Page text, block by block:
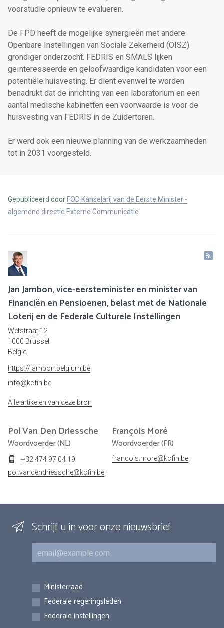
voorstudie opnieuw te evalueren.
De FPD heeft de mogelijke synergieën met andere
Openbare Instellingen van Sociale Zekerheid (OISZ)
grondiger onderzocht. FEDRIS en SMALS lijken
geïnteresseerde en geloofwaardige kandidaten voor een
potentiële huisvesting. Er dient evenwel te worden
benadrukt dat de inrichting van een laboratorium en een
aantal medische kabinetten een voorwaarde is voor de
huisvesting van FEDRIS in de Zuidertoren.
Er werd ook een nieuwe planning van de werkzaamheden
tot in 2031 voorgesteld.
Gepubliceerd door FOD Kanselarij van de Eerste Minister -
algemene directie Externe Communicatie
Jan Jambon, vice-eersteminister en minister van
Financiën en Pensioenen, belast met de Nationale
Loterij en de Federale Culturele Instellingen
Wetstraat 12
1000 Brussel
België
https://jambon.belgium.be
info@kcfin.be
Alle artikelen van deze bron
PolVan Den Driessche
Woordvoerder (NL)
+32 474 97 04 19
pol.vandendriessche@kcfin.be
François Moré
Woordvoerder (FR)
francois.more@kcfin.be
Schrijf u in voor onze nieuwsbrief
E-mail
Inschrijvingen
Ministerraad
Federale regeringsleden
Federale instellingen